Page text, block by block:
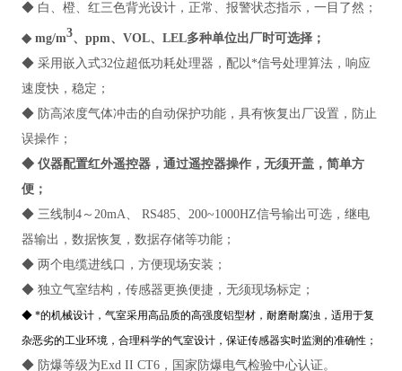
◆ 白、橙、红三色背光设计，正常、报警状态指示，一目了然；
◆ mg/m3、ppm、VOL、LEL多种单位出厂时可选择；
◆ 采用嵌入式32位超低功耗处理器，配以*信号处理算法，响应
速度快，稳定；
◆ 防高浓度气体冲击的自动保护功能，具有恢复出厂设置，防止
误操作；
◆ 仪器配置红外遥控器，通过遥控器操作，无须开盖，简单方
便；
◆ 三线制4～20mA、 RS485、200~1000HZ信号输出可选，继电
器输出，数据恢复，数据存储等功能；
◆ 两个电缆进线口，方便现场安装；
◆ 独立气室结构，传感器更换便捷，无须现场标定；
◆ *的机械设计，气室采用高品质的高强度铝型材，耐磨耐腐浊，适用于复
杂恶劣的工业环境，合理科学的气室设计，保证传感器实时监测的准确性；
◆ 防爆等级为Exd II CT6，国家防爆电气检验中心认证。